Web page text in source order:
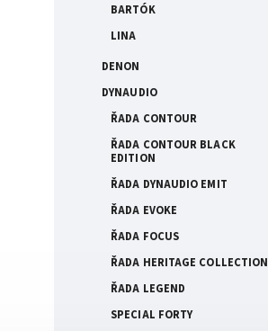
BARTÓK
LINA
DENON
DYNAUDIO
ŘADA CONTOUR
ŘADA CONTOUR BLACK
EDITION
ŘADA DYNAUDIO EMIT
ŘADA EVOKE
ŘADA FOCUS
ŘADA HERITAGE COLLECTION
ŘADA LEGEND
SPECIAL FORTY